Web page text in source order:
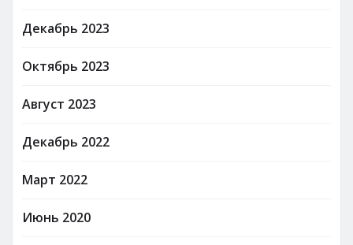
Декабрь 2023
Октябрь 2023
Август 2023
Декабрь 2022
Март 2022
Июнь 2020